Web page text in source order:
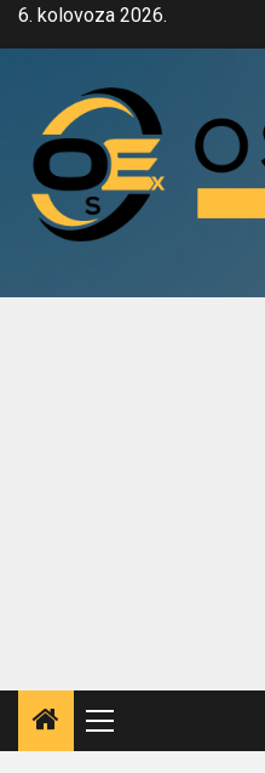
Skip6. kolovoza 2026.
Primary
Menu